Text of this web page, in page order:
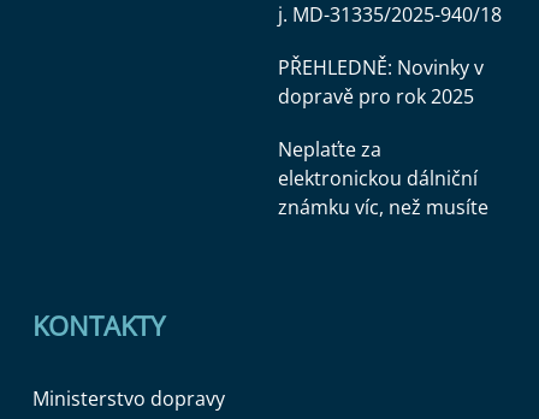
j. MD-31335/2025-940/18
PŘEHLEDNĚ: Novinky v
dopravě pro rok 2025
Neplaťte za
elektronickou dálniční
známku víc, než musíte
KONTAKTY
Ministerstvo dopravy